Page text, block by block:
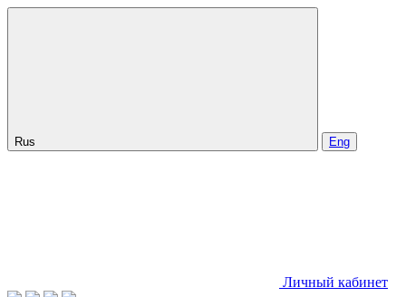
Rus Eng
Личный кабинет